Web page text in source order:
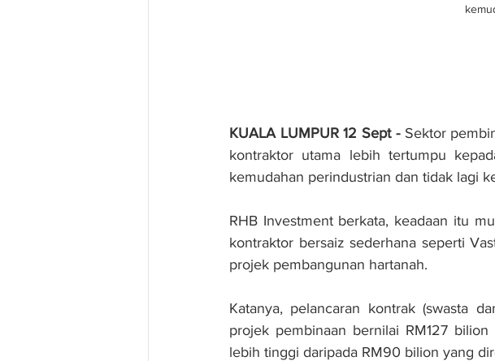
KUALA LUMPUR 12 Sept - Sektor
kontraktor utama lebih tertumpu
kemudahan perindustrian dan tidak lagi
RHB Investment berkata, keadaan itu
kontraktor bersaiz sederhana seperti
projek pembangunan hartanah.
Katanya, pelancaran kontrak (swasta
projek pembinaan bernilai RM127
lebih tinggi daripada RM90 bilion yang